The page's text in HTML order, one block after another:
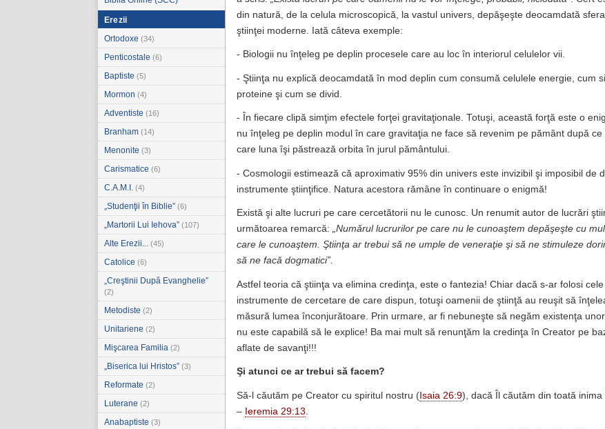
Erezii
Ortodoxe (34)
Penticostale (6)
Baptiste (5)
Mormon (4)
Adventiste (16)
Branham (14)
Menonite (3)
Carismatice (6)
C.A.M.I. (4)
„Studenţii în Biblie” (6)
„Martorii Lui Iehova” (107)
Alte Erezii... (45)
Catolice (6)
„Creştinii După Evanghelie”
(2)
Metodiste (2)
Unitariene (2)
Mişcarea Familia (2)
„Biserica lui Hristos” (3)
Reformate (2)
Luterane (2)
Anabaptiste (3)
din natură, de la celula microscopică, la vastul univers, depăşeşte deocamdată
ştiinţei moderne. Iată câteva exemple:
- Biologii nu înţeleg pe deplin procesele care au loc în interiorul celulelor vii.
- Ştiinţa nu explică deocamdată în mod deplin cum consumă celulele energie, cum
proteine şi cum se divid.
- În fiecare clipă simţim efectele forţei gravitaţionale. Totuşi, această forţă este o
nu înţeleg pe deplin modul în care gravitaţia ne face să revenim pe pământ după
care luna îşi păstrează orbita în jurul pământului.
- Cosmologii estimează că aproximativ 95% din univers este invizibil şi imposibil de
instrumente ştiinţifice. Natura acestora rămâne în continuare o enigmă!
Există şi alte lucruri pe care cercetătorii nu le cunosc. Un renumit autor de lucrări
următoarea remarcă: „Numărul lucrurilor pe care nu le cunoaştem depăşeşte cu
care le cunoaştem. Ştiinţa ar trebui să ne umple de veneraţie şi să ne stimuleze
să ne facă dogmatici”.
Astfel teoria că ştiinţa va elimina credinţa, este o fantezia! Chiar dacă s-ar folosi
instrumente de cercetare de care dispun, totuşi oamenii de ştiinţă au reuşit să
măsură lumea înconjurătoare. Prin urmare, ar fi nebuneşte să negăm existenţa
nu este capabilă să le explice! Ba mai mult să renunţăm la credinţa în Creator pe
aflate de savanţi!!!
Şi atunci ce ar trebui să facem?
Să-l căutăm pe Creator cu spiritul nostru (Isaia 26:9), dacă Îl căutăm din toată
– Ieremia 29:13